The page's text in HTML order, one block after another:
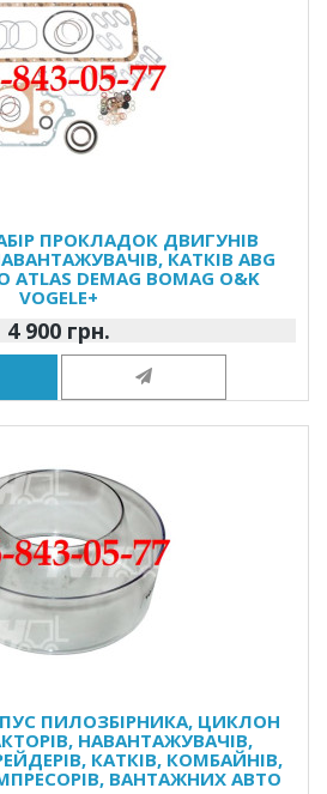
ПРОКЛАДОК ДВИГУНІВ
КАТКІВ ABG
ATLAS DEMAG BOMAG O&K
VOGELE+
4 900 грн.
ПИЛОЗБІРНИКА, ЦИКЛОН
НАВАНТАЖУВАЧІВ,
КАТКІВ, КОМБАЙНІВ,
ВАНТАЖНИХ АВТО